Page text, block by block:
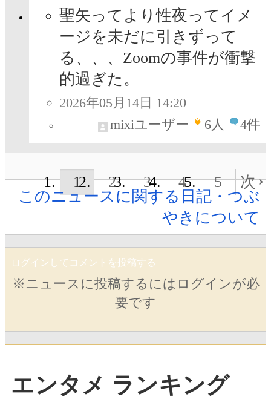
聖矢ってより性夜ってイメ
ージを未だに引きずって
る、、、Zoomの事件が衝撃
的過ぎた。
2026年05月14日 14:20
mixiユーザー
6人 4件
1 2 3 4 5
次
このニュースに関する日記・つぶ
やきについて
ログインしてコメントを投稿する
※ニュースに投稿するにはログインが必
要です
エンタメ ランキング